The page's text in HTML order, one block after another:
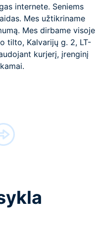
internete. Seniems
Mes užtikriname
Mes dirbame visoje
tilto, Kalvarijų g. 2, LT-
kurjerį, įrenginį